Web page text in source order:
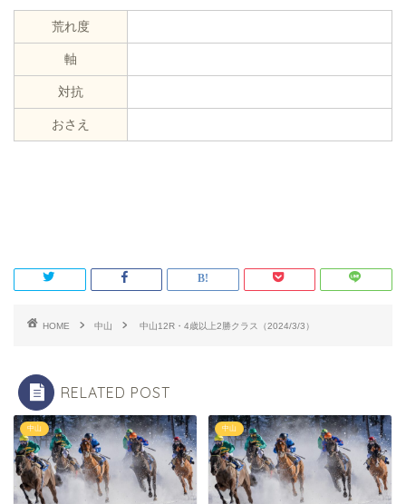
荒れ度
軸
対抗
おさえ
HOME 中山 中山12R・4歳以上2勝クラス（2024/3/3）
RELATED POST
中山 中山